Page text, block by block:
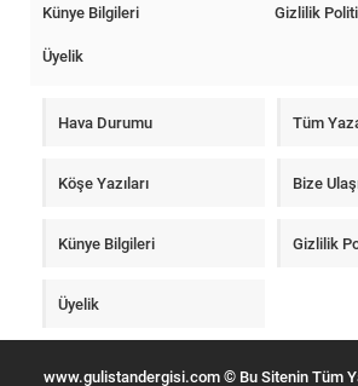
Künye Bilgileri
Gizlilik
Üyelik
Hava Durumu Tüm
Köşe Yazıları Bize
Künye Bilgileri Gizlilik
Üyelik
www.gulistandergisi.com © Bu Sitenin Tüm